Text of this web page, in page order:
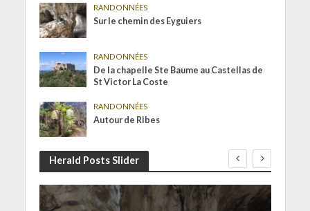
RANDONNÉES
Sur le chemin des Eyguiers
RANDONNÉES
De la chapelle Ste Baume au Castellas de
St Victor La Coste
RANDONNÉES
Autour de Ribes
Herald Posts Slider